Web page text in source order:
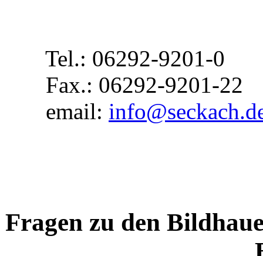
Tel.: 06292-9201-0
Fax.: 06292-9201-22
email:
Fragen zu den